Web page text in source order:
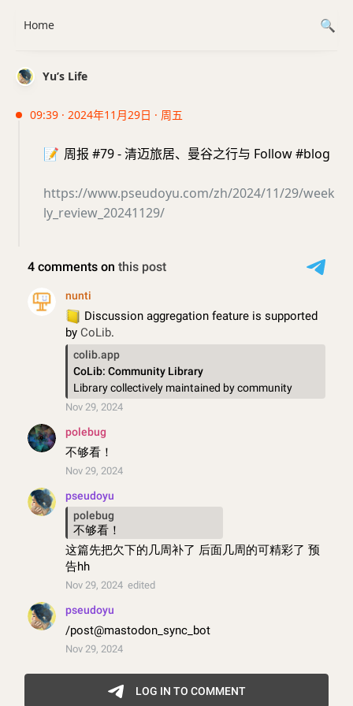
Yu’s Life
09:39 · 2024年11月29日 · 周五
📝 周报 #79 - 清迈旅居、曼谷之行与 Follow #blog
https://www.pseudoyu.com/zh/2024/11/29/week
ly_review_20241129/
Home